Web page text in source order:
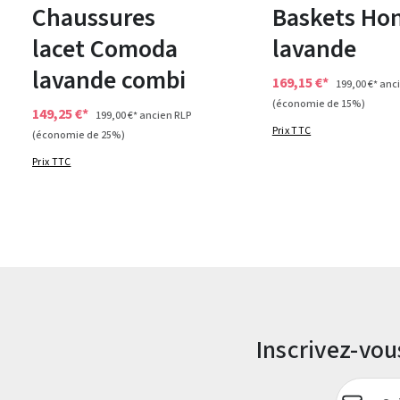
Chaussures
lacet Comoda
lavande combi
149,25 €* 199,00 €*ancien RLP
(économie de 25%)
Prix TTC
Baskets
lavande
169,15 €* 199,00 €*
(économie de 15%)
Prix TTC
Inscrivez-
Adresse e-